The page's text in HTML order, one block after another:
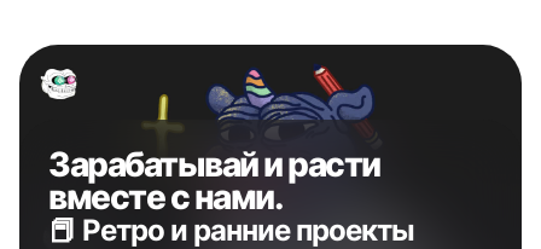
Зарабатывай и расти
вместе с нами.
📕 Ретро и ранние проекты